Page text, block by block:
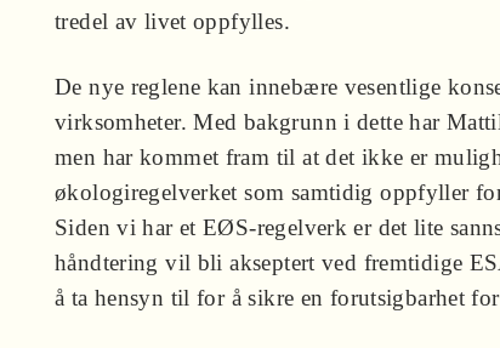
tredel av livet oppfylles.
De nye reglene kan innebære vesentlige
virksomheter. Med bakgrunn i dette har
men har kommet fram til at det ikke er
økologiregelverket som samtidig oppfyller
Siden vi har et EØS-regelverk er det lite
håndtering vil bli akseptert ved fremtidige
å ta hensyn til for å sikre en forutsigbarhet